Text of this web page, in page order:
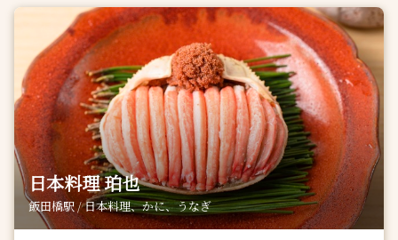
日本料理 珀也
飯田橋駅 / 日本料理、かに、うなぎ